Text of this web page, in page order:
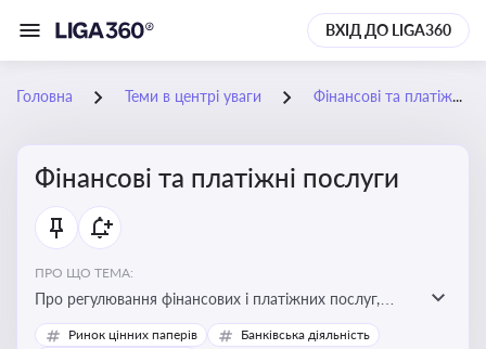
ВХІД ДО LIGA360
Головна Теми в центрі уваги Фінансові та платіжні послуги
Фінансові та платіжні послуги
ПРО ЩО ТЕМА:
Про регулювання фінансових і платіжних послуг,
управління коштами, приймання платежів та
Ринок цінних паперів
Банківська діяльність